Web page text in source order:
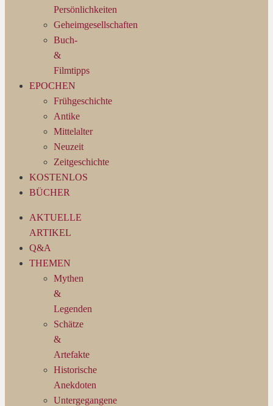
Persönlichkeiten
Geheimgesellschaften
Buch-
&
Filmtipps
EPOCHEN
Frühgeschichte
Antike
Mittelalter
Neuzeit
Zeitgeschichte
KOSTENLOS
BÜCHER
AKTUELLE
ARTIKEL
Q&A
THEMEN
Mythen
&
Legenden
Schätze
&
Artefakte
Historische
Anekdoten
Untergegangene